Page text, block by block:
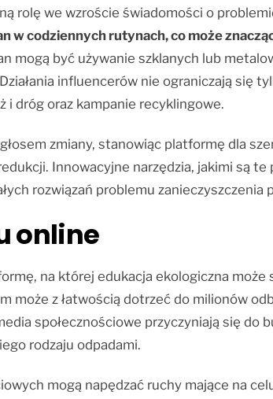
rolę we wzroście świadomości o
w codziennych rutynach, co może
mogą być używanie szklanych lub
influencerów nie ograniczają się
i dróg oraz kampanie recyklingowe.
zmiany, stanowiąc platformę dla
Innowacyjne narzędzia, jakimi są
rozwiązań problemu zanieczyszczenia
online
na której edukacja ekologiczna
może z łatwością dotrzeć do milionów
społecznościowe przyczyniają się do
rodzaju odpadami.
mogą napędzać ruchy mające na